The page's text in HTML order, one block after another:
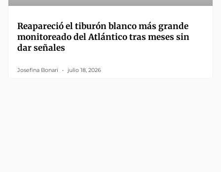
Reapareció el tiburón blanco más grande
monitoreado del Atlántico tras meses sin
dar señales
Josefina Bonari julio 18, 2026